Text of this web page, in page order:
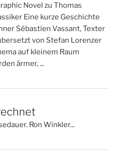
Novel zu Thomas
Eine kurze Geschichte
Sébastien Vassant, Texter
von Stefan Lorenzer
auf kleinem Raum
ärmer, ...
Ron Winkler...